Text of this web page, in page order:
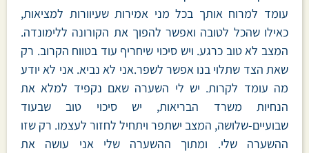
עומד למרוח אותך בכל מני אמירות שעיוורות למציאות,
כאילו שהכל לטובה ואפשר להפוך את הקורונה ללימונדה.
המצב לא טוב כרגע. ויש סיכוי שיחריף עוד בטווח הקרוב. רק
שאת הצד שתלוי בנו אפשר לשפר.אני לא נביא. אני לא יודע
מה עומד לקרות. יש לי השערה שאם נקפיד למלא את
הנחיות משרד הבריאות, יש סיכוי טוב שבעוד
שבועיים-שלושה, המצב ישתפר ויתחיל לחזור לעצמו. רק שזו
ההשערה שלי. ומתוך ההשערה שלי אני עושה את